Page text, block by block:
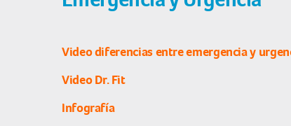
Video diferencias entre emergencia y
Video Dr. Fit
Infografía